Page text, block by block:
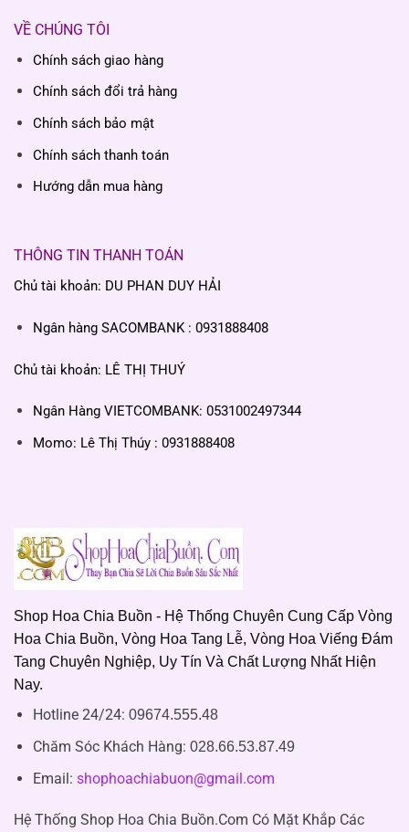
VỀ CHÚNG TÔI
Chính sách giao hàng
Chính sách đổi trả hàng
Chính sách bảo mật
Chính sách thanh toán
Hướng dẫn mua hàng
THÔNG TIN THANH TOÁN
Chủ tài khoản: DU PHAN DUY HẢI
Ngân hàng SACOMBANK : 0931888408
Chủ tài khoản: LÊ THỊ THUÝ
Ngân Hàng VIETCOMBANK: 0531002497344
Momo: Lê Thị Thúy : 0931888408
Shop Hoa Chia Buồn - Hệ Thống Chuyên Cung Cấp Vòng
Hoa Chia Buồn, Vòng Hoa Tang Lễ, Vòng Hoa Viếng Đám
Tang Chuyên Nghiệp, Uy Tín Và Chất Lượng Nhất Hiện
Nay.
Hotline 24/24: 09674.555.48
Chăm Sóc Khách Hàng: 028.66.53.87.49
Email: shophoachiabuon@gmail.com
Hệ Thống Shop Hoa Chia Buồn.Com Có Mặt Khắp Các